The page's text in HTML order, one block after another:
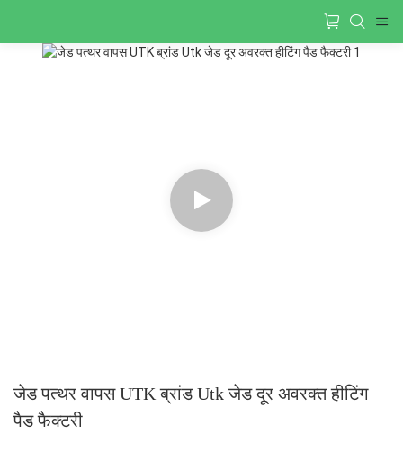
जेड पत्थर वापस UTK ब्रांड Utk जेड दूर अवरक्त हीटिंग
पैड फैक्टरी